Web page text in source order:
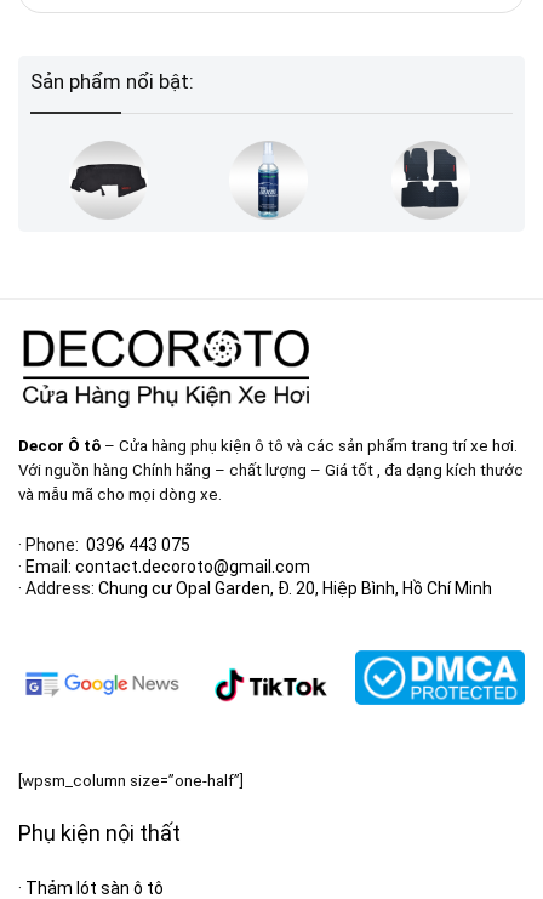
Sản phẩm nổi bật:
Decor Ô tô – Cửa hàng phụ kiện ô tô và các sản phẩm trang trí xe hơi.
Với nguồn hàng Chính hãng – chất lượng – Giá tốt , đa dạng kích thước
và mẫu mã cho mọi dòng xe.
· Phone: 0396 443 075
· Email: contact.decoroto@gmail.com
· Address: Chung cư Opal Garden, Đ. 20, Hiệp Bình, Hồ Chí Minh
[wpsm_column size=”one-half”]
Phụ kiện nội thất
· Thảm lót sàn ô tô